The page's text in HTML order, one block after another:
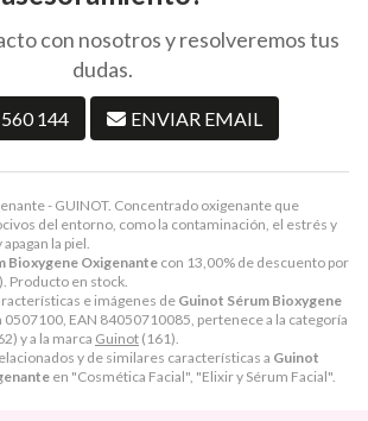
- GUINOT. Concentrado oxigenante que
del entorno, como la contaminación, el estrés y
la piel.
Bioxygene Oxigenante con 13,00% de descuento por
). Producto en stock.
e imágenes de Guinot Sérum Bioxygene
EAN 84050710085, pertenece a la categoría
y a la marca Guinot (161).
y de similares características a Guinot
en "Cosmética Facial", "Elixir y Sérum Facial".
con nosotros y resolveremos tus
dudas.
144 ENVIAR EMAIL